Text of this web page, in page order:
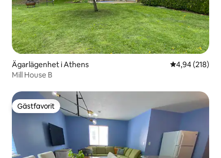
Ägarlägenhet i Athens 4,94 av 5 i
4,94 (218)
Mill House B
Gästfavorit
Gästfavorit